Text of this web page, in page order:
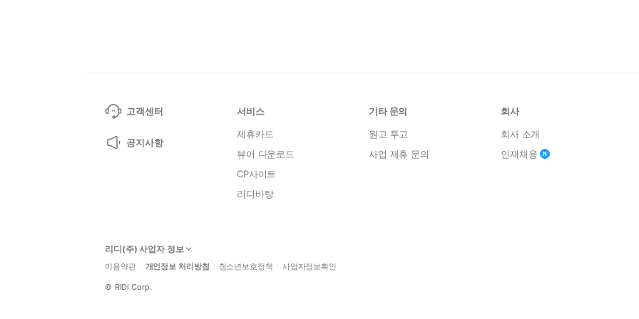
고객센터
공지사항
서비스
제휴카드
뷰어 다운로드
CP사이트
리디바탕
기타 문의
원고 투고
사업 제휴 문의
회사
회사 소개
인재채용
리디(주) 사업자 정보
이용약관 개인정보 처리방침 청소년보호정책 사업자정보확인
© RIDI Corp.